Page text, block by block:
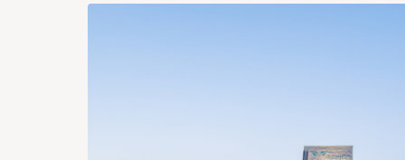
20 21